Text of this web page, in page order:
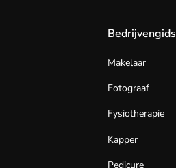
Bedrijvengids
Makelaar
Fotograaf
Fysiotherapie
Kapper
Pedicure